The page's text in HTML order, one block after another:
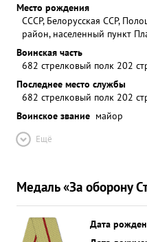
Место рождения
СССР, Белорусская ССР,
район, населенный пункт
Воинская часть
682 стрелковый полк 202
Последнее место службы
682 стрелковый полк 202
Воинское звание майор
Ещё
Медаль «За оборону
Дата